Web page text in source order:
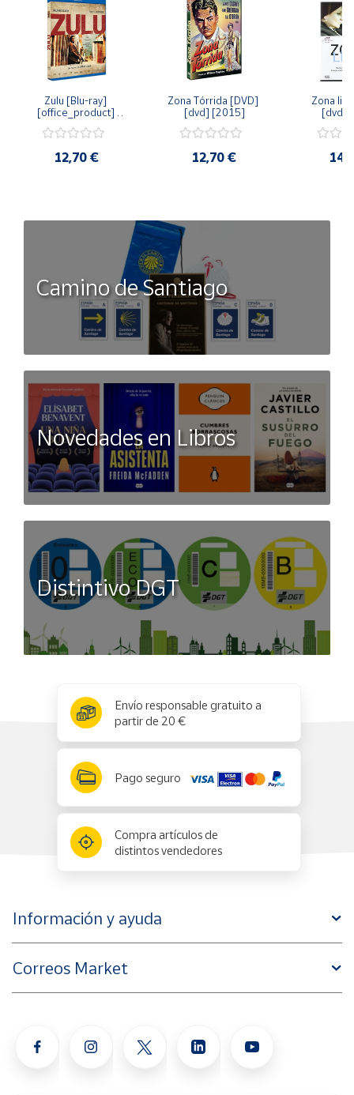
Zulu [Blu-ray]
[office_product]
12,70 €
Zona Tórrida [DVD]
[dvd] [2015]
12,70 €
Zona
[dvd]
Camino de Santiago
Novedades en Libros
Distintivo DGT
Envío responsable gratuito a
partir de 20 €
Pago seguro
Compra artículos de
distintos vendedores
Información y ayuda
Correos Market